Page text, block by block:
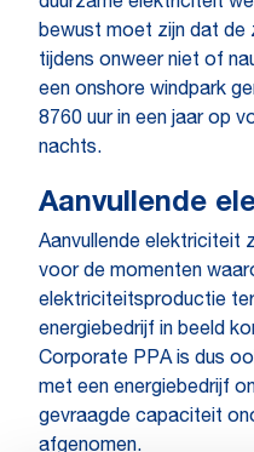
bewust moet zijn dat de
tijdens onweer niet of
een onshore windpark
8760 uur in een jaar op
nachts.
Aanvullende
Aanvullende elektriciteit
voor de momenten
elektriciteitsproductie
energiebedrijf in beeld
Corporate PPA is dus
met een energiebedrijf
gevraagde capaciteit
afgenomen.